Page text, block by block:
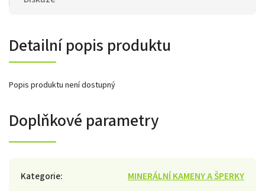
Detailní popis produktu
Popis produktu není dostupný
Doplňkové parametry
Kategorie:
MINERÁLNÍ KAMENY A ŠPERKY